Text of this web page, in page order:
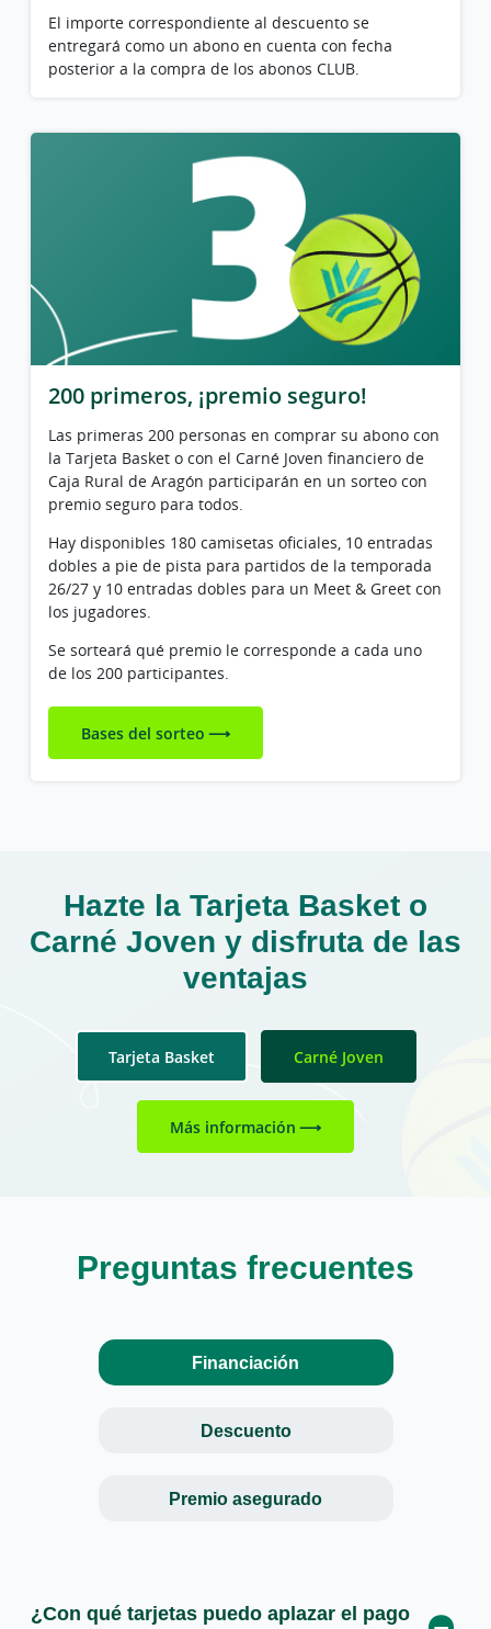
El importe correspondiente al descuento se
entregará como un abono en cuenta con fecha
posterior a la compra de los abonos CLUB.
200 primeros, ¡premio seguro!
Las primeras 200 personas en comprar su abono con
la Tarjeta Basket o con el Carné Joven financiero de
Caja Rural de Aragón participarán en un sorteo con
premio seguro para todos.
Hay disponibles 180 camisetas oficiales, 10 entradas
dobles a pie de pista para partidos de la temporada
26/27 y 10 entradas dobles para un Meet & Greet con
los jugadores.
Se sorteará qué premio le corresponde a cada uno
de los 200 participantes.
Bases del sorteo
Hazte la Tarjeta Basket o
Carné Joven y disfruta de las
ventajas
Tarjeta Basket Carné Joven
Más información
Preguntas frecuentes
Financiación
Descuento
Premio asegurado
¿Con qué tarjetas puedo aplazar el pago
¿Cuándo recibiré la devolución del 10% de
¿Quiénes pueden participar en el sorteo